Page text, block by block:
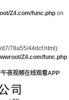
Z4.com/func.php on
78a55/44dcf.html):
Z4.com/func.php
夜视频在线观看APP